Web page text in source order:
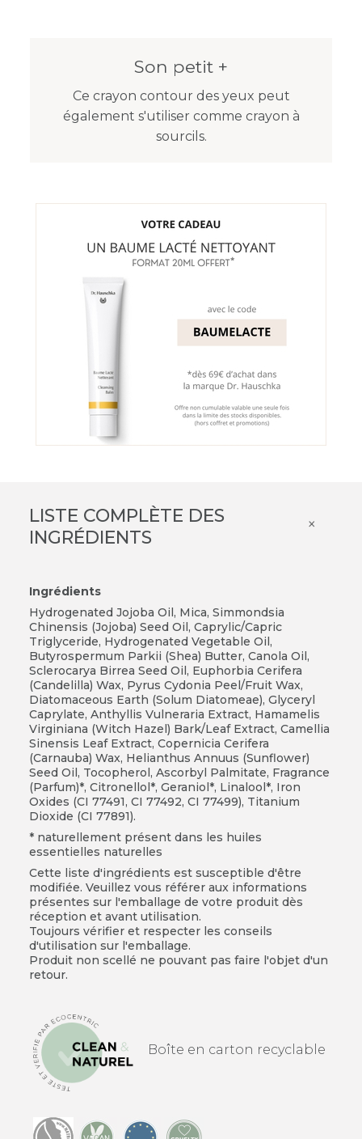
Son petit +
Ce crayon contour des yeux peut
également s'utiliser comme crayon à
sourcils.
LISTE COMPLÈTE DES
INGRÉDIENTS
×
Ingrédients
Hydrogenated Jojoba Oil, Mica, Simmondsia
Chinensis (Jojoba) Seed Oil, Caprylic/Capric
Triglyceride, Hydrogenated Vegetable Oil,
Butyrospermum Parkii (Shea) Butter, Canola Oil,
Sclerocarya Birrea Seed Oil, Euphorbia Cerifera
(Candelilla) Wax, Pyrus Cydonia Peel/Fruit Wax,
Diatomaceous Earth (Solum Diatomeae), Glyceryl
Caprylate, Anthyllis Vulneraria Extract, Hamamelis
Virginiana (Witch Hazel) Bark/Leaf Extract, Camellia
Sinensis Leaf Extract, Copernicia Cerifera
(Carnauba) Wax, Helianthus Annuus (Sunflower)
Seed Oil, Tocopherol, Ascorbyl Palmitate, Fragrance
(Parfum)*, Citronellol*, Geraniol*, Linalool*, Iron
Oxides (CI 77491, CI 77492, CI 77499), Titanium
Dioxide (CI 77891).
* naturellement présent dans les huiles
essentielles naturelles
Cette liste d'ingrédients est susceptible d'être
modifiée. Veuillez vous référer aux informations
présentes sur l'emballage de votre produit dès
réception et avant utilisation.
Toujours vérifier et respecter les conseils
d'utilisation sur l'emballage.
Produit non scellé ne pouvant pas faire l'objet d'un
retour.
Boîte en carton recyclable